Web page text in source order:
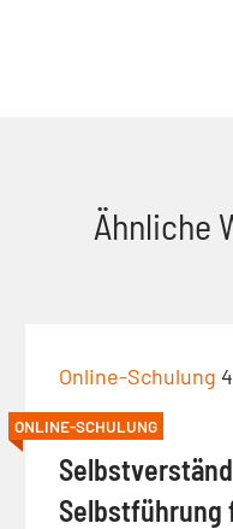
Ähnliche
Online-Schulung
ONLINE-SCHULUNG
Selbstführung